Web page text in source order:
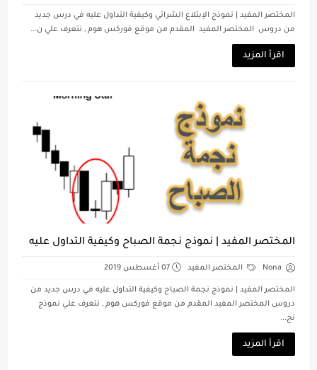
المختصر المفيد | نموذج الإبتلاع الشرائي وكيفية التداول عليه في درس جديد
من دروس المختصر المفيد المقدم من موقع فوركس هوم , نتعرف علي ن...
اقرأ المزيد
المختصر المفيد | نموذج نجمة الصباح وكيفية التداول عليه
Nona المختصر المفيد 07 أغسطس 2019
المختصر المفيد | نموذج نجمة الصباح وكيفية التداول عليه في درس جديد من
دروس المختصر المفيد المقدم من موقع فوركس هوم , نتعرف علي نموذج
نج...
اقرأ المزيد